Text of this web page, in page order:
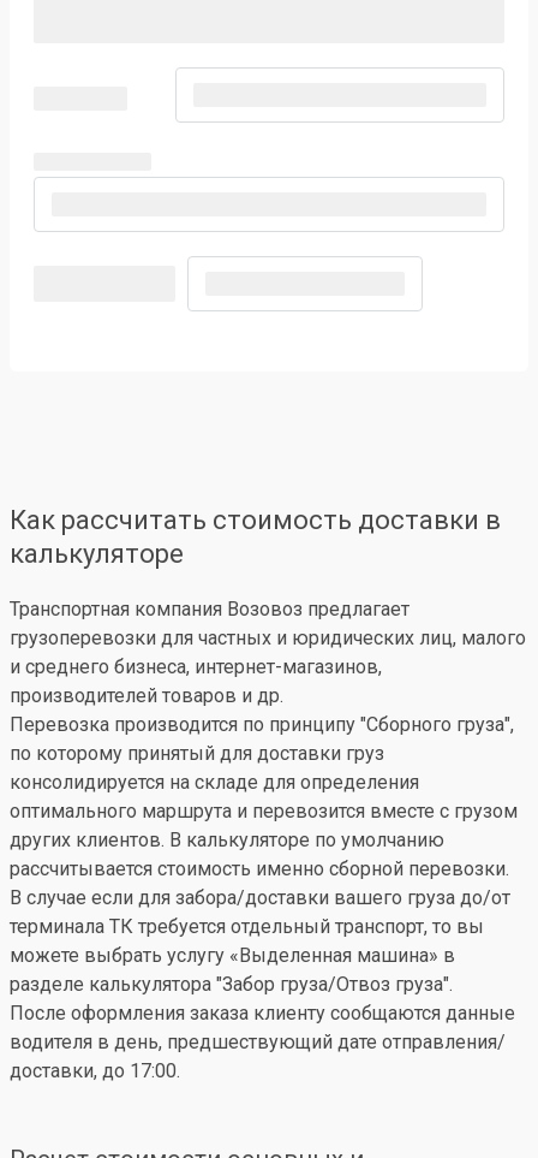
Как рассчитать стоимость доставки в
калькуляторе
Транспортная компания Возовоз предлагает
грузоперевозки для частных и юридических лиц, малого
и среднего бизнеса, интернет-магазинов,
производителей товаров и др.
Перевозка производится по принципу "Сборного груза",
по которому принятый для доставки груз
консолидируется на складе для определения
оптимального маршрута и перевозится вместе с грузом
других клиентов. В калькуляторе по умолчанию
рассчитывается стоимость именно сборной перевозки.
В случае если для забора/доставки вашего груза до/от
терминала ТК требуется отдельный транспорт, то вы
можете выбрать услугу «Выделенная машина» в
разделе калькулятора "Забор груза/Отвоз груза".
После оформления заказа клиенту сообщаются данные
водителя в день, предшествующий дате отправления/
доставки, до 17:00.